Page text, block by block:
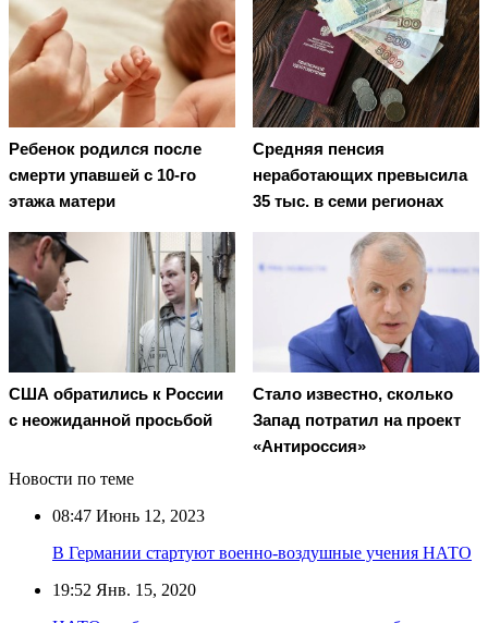
Ребенок родился после
смерти упавшей с 10-го
этажа матери
Средняя пенсия
неработающих превысила
35 тыс. в семи регионах
США обратились к России
с неожиданной просьбой
Стало известно, сколько
Запад потратил на проект
«Антироссия»
Новости по теме
08:47 Июнь 12, 2023
В Германии стартуют военно-воздушные учения НАТО
19:52 Янв. 15, 2020